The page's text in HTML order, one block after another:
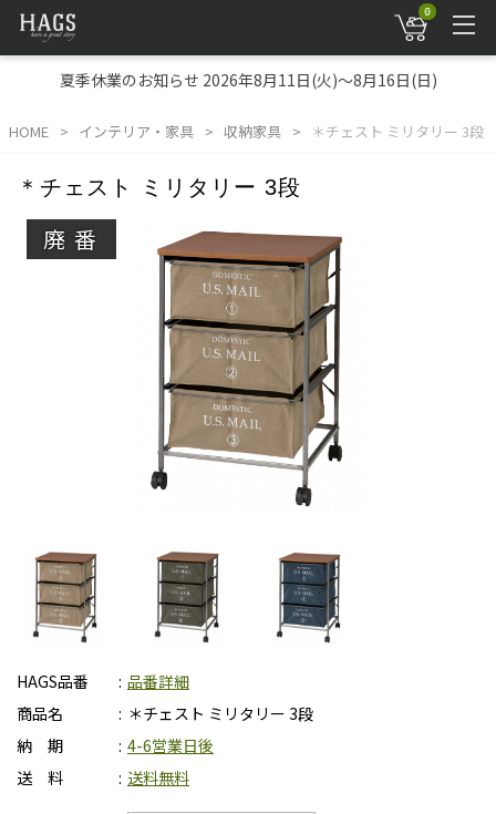
0
夏季休業のお知らせ 2026年8月11日(火)～8月16日(日)
HOME インテリア・家具 収納家具 ＊チェスト ミリタリー 3段
＊チェスト ミリタリー 3段
廃番
HAGS品番
品番詳細
商品名
＊チェスト ミリタリー 3段
納 期
4-6営業日後
送 料
送料無料